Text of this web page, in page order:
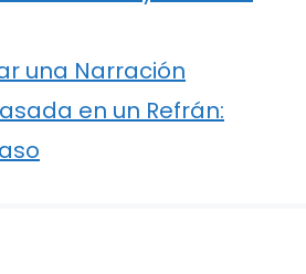
una Narración
en un Refrán: